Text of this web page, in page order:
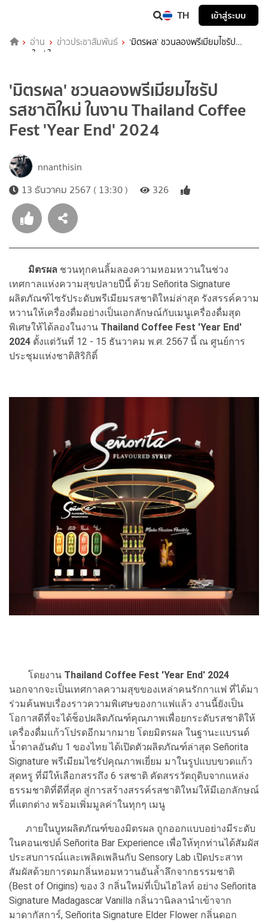
TH เข้าสู่ระบบ
อ่าน ข่าวประชาสัมพันธ์
‘มิตรผล’ ชวนลองพรีเมียมไซรัป
รสชาติใหม่ ในงาน Thailand Coffee Fest 'Year End' 2024
'มิตรผล' ชวนลองพรีเมียมไซรัป
รสชาติใหม่ ในงาน Thailand Coffee
Fest 'Year End' 2024
nnanthisin
13 ธันวาคม 2567 ( 13:30 )
326
มิตรผล ชวนทุกคนลิ้มลองความหอมหวานในช่วง
เทศกาลแห่งความสุขปลายปีนี้ ด้วย Señorita Signature
ผลิตภัณฑ์ไซรัประดับพรีเมียมรสชาติใหม่ล่าสุด รังสรรค์ความ
หวานให้เครื่องดื่มอย่างเป็นเอกลักษณ์กับเมนูเครื่องดื่มสุด
พิเศษให้ได้ลองในงาน Thailand Coffee Fest 'Year End'
2024 ตั้งแต่วันที่ 12 - 15 ธันวาคม พ.ศ. 2567 นี้ ณ ศูนย์การ
ประชุมแห่งชาติสิริกิติ์
โดยงาน Thailand Coffee Fest 'Year End' 2024
นอกจากจะเป็นเทศกาลความสุขของเหล่าคนรักกาแฟ ที่ได้มา
ร่วมค้นพบเรื่องราวความพิเศษของกาแฟแล้ว งานนี้ยังเป็น
โอกาสดีที่จะได้ช็อปผลิตภัณฑ์คุณภาพเพื่อยกระดับรสชาติให้
เครื่องดื่มแก้วโปรดอีกมากมาย โดยมิตรผล ในฐานะแบรนด์
น้ำตาลอันดับ 1 ของไทย ได้เปิดตัวผลิตภัณฑ์ล่าสุด Señorita
Signature พรีเมียมไซรัปคุณภาพเยี่ยม มาในรูปแบบขวดแก้ว
สุดหรู ที่มีให้เลือกสรรถึง 6 รสชาติ คัดสรรวัตถุดิบจากแหล่ง
ธรรมชาติที่ดีที่สุด สู่การสร้างสรรค์รสชาติใหม่ให้มีเอกลักษณ์
ที่แตกต่าง พร้อมเพิ่มมูลค่าในทุกๆ เมนู
ภายในบูทผลิตภัณฑ์ของมิตรผล ถูกออกแบบอย่างมีระดับ
ในคอนเซปต์ Señorita Bar Experience เพื่อให้ทุกท่านได้สัมผัส
ประสบการณ์และเพลิดเพลินกับ Sensory Lab เปิดประสาท
สัมผัสด้วยการดมกลิ่นหอมหวานอันล้ำลึกจากธรรมชาติ
(Best of Origins) ของ 3 กลิ่นใหม่ที่เป็นไฮไลท์ อย่าง Señorita
Signature Madagascar Vanilla กลิ่นวานิลลานำเข้าจาก
มาดากัสการ์, Señorita Signature Elder Flower กลิ่นดอก